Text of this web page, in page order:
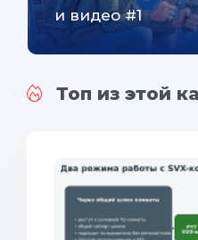
и видео #1
Топ из этой